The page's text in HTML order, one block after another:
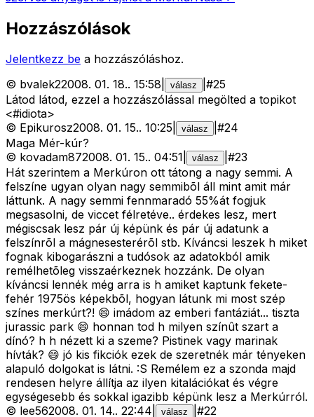
Hozzászólások
Jelentkezz be a hozzászóláshoz.
© bvalek22008. 01. 18.. 15:58 válasz #25
Látod látod, ezzel a hozzászólással megölted a topikot
<#idiota>
© Epikurosz2008. 01. 15.. 10:25 válasz #24
Maga Mér-kúr?
© kovadam872008. 01. 15.. 04:51 válasz #23
Hát szerintem a Merkúron ott tátong a nagy semmi. A
felszíne ugyan olyan nagy semmibõl áll mint amit már
láttunk. A nagy semmi fennmaradó 55%át fogjuk
megsasolni, de viccet félretéve.. érdekes lesz, mert
mégiscsak lesz pár új képünk és pár új adatunk a
felszínrõl a mágnesesterérõl stb. Kíváncsi leszek h miket
fognak kibogarászni a tudósok az adatokból amik
remélhetõleg visszaérkeznek hozzánk. De olyan
kíváncsi lennék még arra is h amiket kaptunk fekete-
fehér 1975ös képekbõl, hogyan látunk mi most szép
színes merkúrt?! 😄 imádom az emberi fantáziát... tiszta
jurassic park 😄 honnan tod h milyen színût szart a
dínó? h h nézett ki a szeme? Pistinek vagy marinak
hívták? 😄 jó kis fikciók ezek de szeretnék már tényeken
alapuló dolgokat is látni. :S Remélem ez a szonda majd
rendesen helyre állítja az ilyen kitalációkat és végre
egységesebb és sokkal igazibb képünk lesz a Merkúrról.
© lee562008. 01. 14.. 22:44 válasz #22